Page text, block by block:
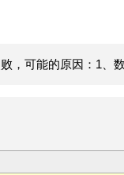
，可能的原因：1、